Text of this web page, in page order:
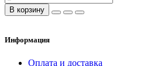
В корзину
Информация
Оплата и доставка